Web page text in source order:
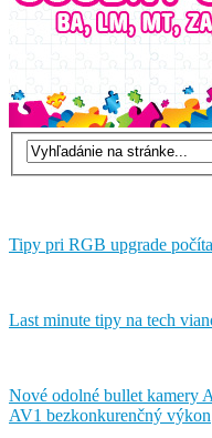
Tipy pri RGB upgrade
Last minute tipy na tech
Nové odolné bullet kamery
AV1 bezkonkurenčný výkon